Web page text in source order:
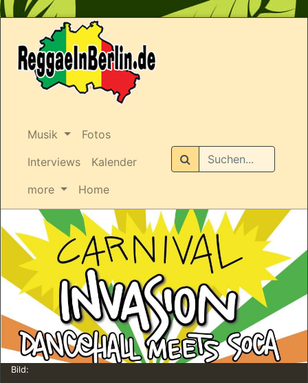
Musik
Fotos
Interviews
Kalender
more
Home
Suchen
Bild: